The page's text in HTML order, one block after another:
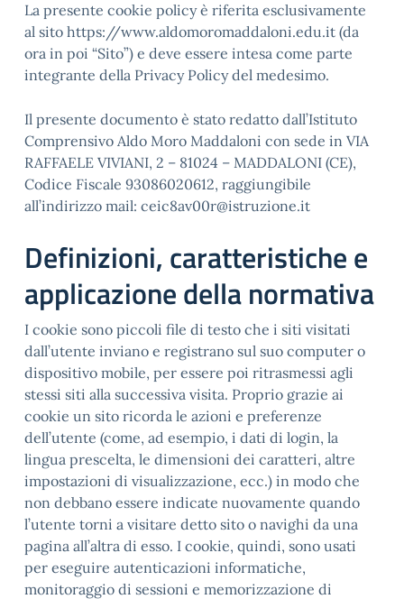
La presente cookie policy è riferita esclusivamente
al sito https://www.aldomoromaddaloni.edu.it (da
ora in poi “Sito”) e deve essere intesa come parte
integrante della Privacy Policy del medesimo.
Il presente documento è stato redatto dall’Istituto
Comprensivo Aldo Moro Maddaloni con sede in VIA
RAFFAELE VIVIANI, 2 – 81024 – MADDALONI (CE),
Codice Fiscale 93086020612, raggiungibile
all’indirizzo mail: ceic8av00r@istruzione.it
Definizioni, caratteristiche e
applicazione della normativa
I cookie sono piccoli file di testo che i siti visitati
dall’utente inviano e registrano sul suo computer o
dispositivo mobile, per essere poi ritrasmessi agli
stessi siti alla successiva visita. Proprio grazie ai
cookie un sito ricorda le azioni e preferenze
dell’utente (come, ad esempio, i dati di login, la
lingua prescelta, le dimensioni dei caratteri, altre
impostazioni di visualizzazione, ecc.) in modo che
non debbano essere indicate nuovamente quando
l’utente torni a visitare detto sito o navighi da una
pagina all’altra di esso. I cookie, quindi, sono usati
per eseguire autenticazioni informatiche,
monitoraggio di sessioni e memorizzazione di